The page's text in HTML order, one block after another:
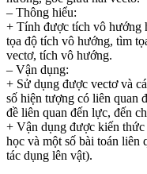
– Thông hiểu:
+ Tính được tích vô hướng
tọa độ tích vô hướng, tìm
vectơ, tích vô hướng.
– Vận dụng:
+ Sử dụng được vectơ và
số hiện tượng có liên quan
đề liên quan đến lực, đến
+ Vận dụng được kiến thức
học và một số bài toán liên
tác dụng lên vật).